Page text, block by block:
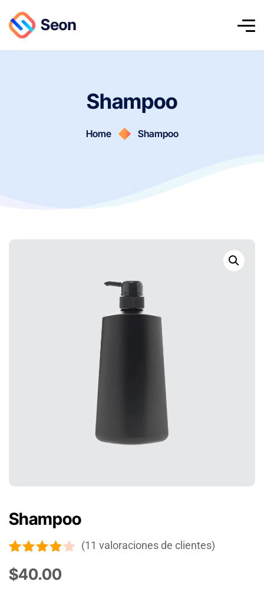
Shampoo
Home Shampoo
Shampoo
4.00
sobre 5
(11 valoraciones de clientes)
$40.00